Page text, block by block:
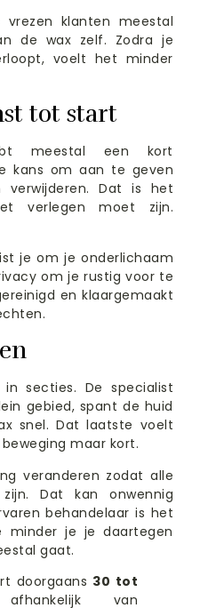
klanten meestal
de wax zelf. Zodra je
voelt het minder
tot start
meestal een kort
kans om aan te geven
Dat is het
verlegen moet zijn.
je om je onderlichaam
om je rustig voor te
en klaargemaakt
secties. De specialist
gebied, spant de huid
snel. Dat laatste voelt
maar kort.
veranderen zodat alle
Dat kan onwennig
behandelaar is het
minder je je daartegen
gaat.
doorgaans 30 tot
van